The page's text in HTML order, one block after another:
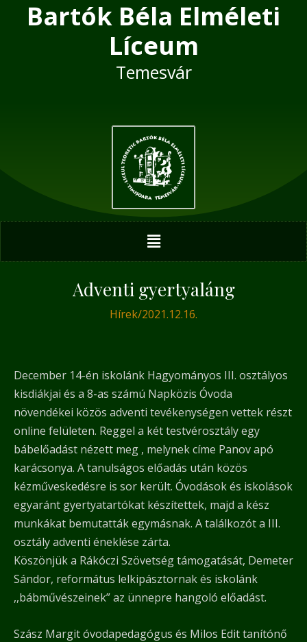
Bartók Béla Elméleti
Líceum
Temesvár
Menu
Adventi gyertyaláng
Hírek/2021.12.16.
December 14-én iskolánk Hagyományos III. osztályos
kisdiákjai és a 8-as számú Napközis Óvoda
növendékei közös adventi tevékenységen vettek részt
online felületen. Reggel a két testvérosztály egy
bábelőadást nézett meg , melynek címe Panov apó
karácsonya. A tanulságos előadás után közös
kézműveskedésre is sor került. Óvodások és iskolások
egyaránt gyertyatartókat készítettek, majd a kész
munkákat bemutatták egymásnak. A találkozót a III.
osztály adventi éneklése zárta.
Köszönjük a Rákóczi Szövetség támogatását, Demeter
Sándor, református lelkipásztornak és iskolánk
,,bábművészeinek” az ünnepre hangoló előadást.
Szász Margit óvodapedagógus és Milos Edit tanítónő
Post
navigation